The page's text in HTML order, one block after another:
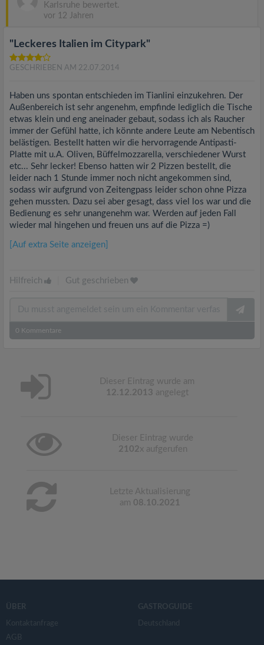
Karlsruhe bewertet.
vor 12 Jahren
"Leckeres Italien im Citypark"
GESCHRIEBEN AM 22.07.2014
Haben uns spontan entschieden im Tianlini einzukehren. Der
Außenbereich ist sehr angenehm, empfinde lediglich die Tische
etwas klein und eng aneinader gebaut, sodass ich als Raucher
immer der Gefühl hatte, ich könnte andere Leute am Nebentisch
belästigen. Bestellt hatten wir die hervorragende Antipasti-
Platte mit u.A. Oliven, Büffelmozzarella, verschiedener Wurst
etc... Sehr lecker! Ebenso hatten wir 2 Pizzen bestellt, die
leider nach 1 Stunde immer noch nicht angekommen sind,
sodass wir aufgrund von Zeitengpass leider schon ohne Pizza
gehen mussten. Dazu sei aber gesagt, dass viel los war und die
Bedienung es sehr unangenehm war. Werden auf jeden Fall
wieder mal hingehen und freuen uns auf die Pizza =)
[Auf extra Seite anzeigen]
Hilfreich Gut geschrieben
0 Kommentare
Dieser Eintrag wurde am
12.12.2013 angelegt
Dieser Eintrag wurde
2102x aufgerufen
Letzte Aktualisierung
am 08.10.2021
ÜBER
Kontaktanfrage
AGB
GASTROGUIDE
Deutschland